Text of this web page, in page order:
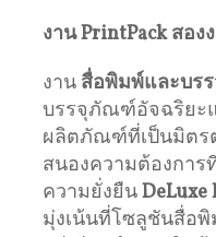
งานPrintPackสอง
งาน สื่อพิมพ์และบร
บรรจุภัณฑ์อัจฉริยะ
ผลิตภัณฑ์ที่เป็นมิตร
สนองความต้องกา
ความยั่งยืนDeLuxe
มุ่งเน้นที่โซลูชันสื่อ